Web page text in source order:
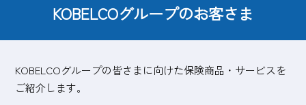
KOBELCOグループのお客さま
KOBELCOグループの皆さまに向けた保険商品・サービスを
ご紹介します。